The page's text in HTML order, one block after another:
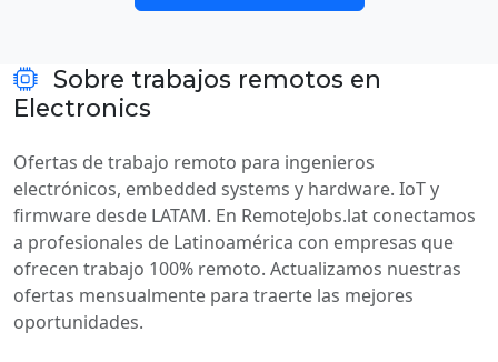
Sobre trabajos remotos en
Electronics
Ofertas de trabajo remoto para ingenieros
electrónicos, embedded systems y hardware. IoT y
firmware desde LATAM. En RemoteJobs.lat conectamos
a profesionales de Latinoamérica con empresas que
ofrecen trabajo 100% remoto. Actualizamos nuestras
ofertas mensualmente para traerte las mejores
oportunidades.